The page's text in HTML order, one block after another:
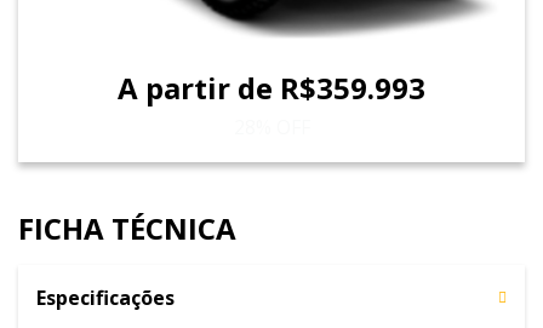
A partir de R$359.993
FICHA TÉCNICA
Especificações